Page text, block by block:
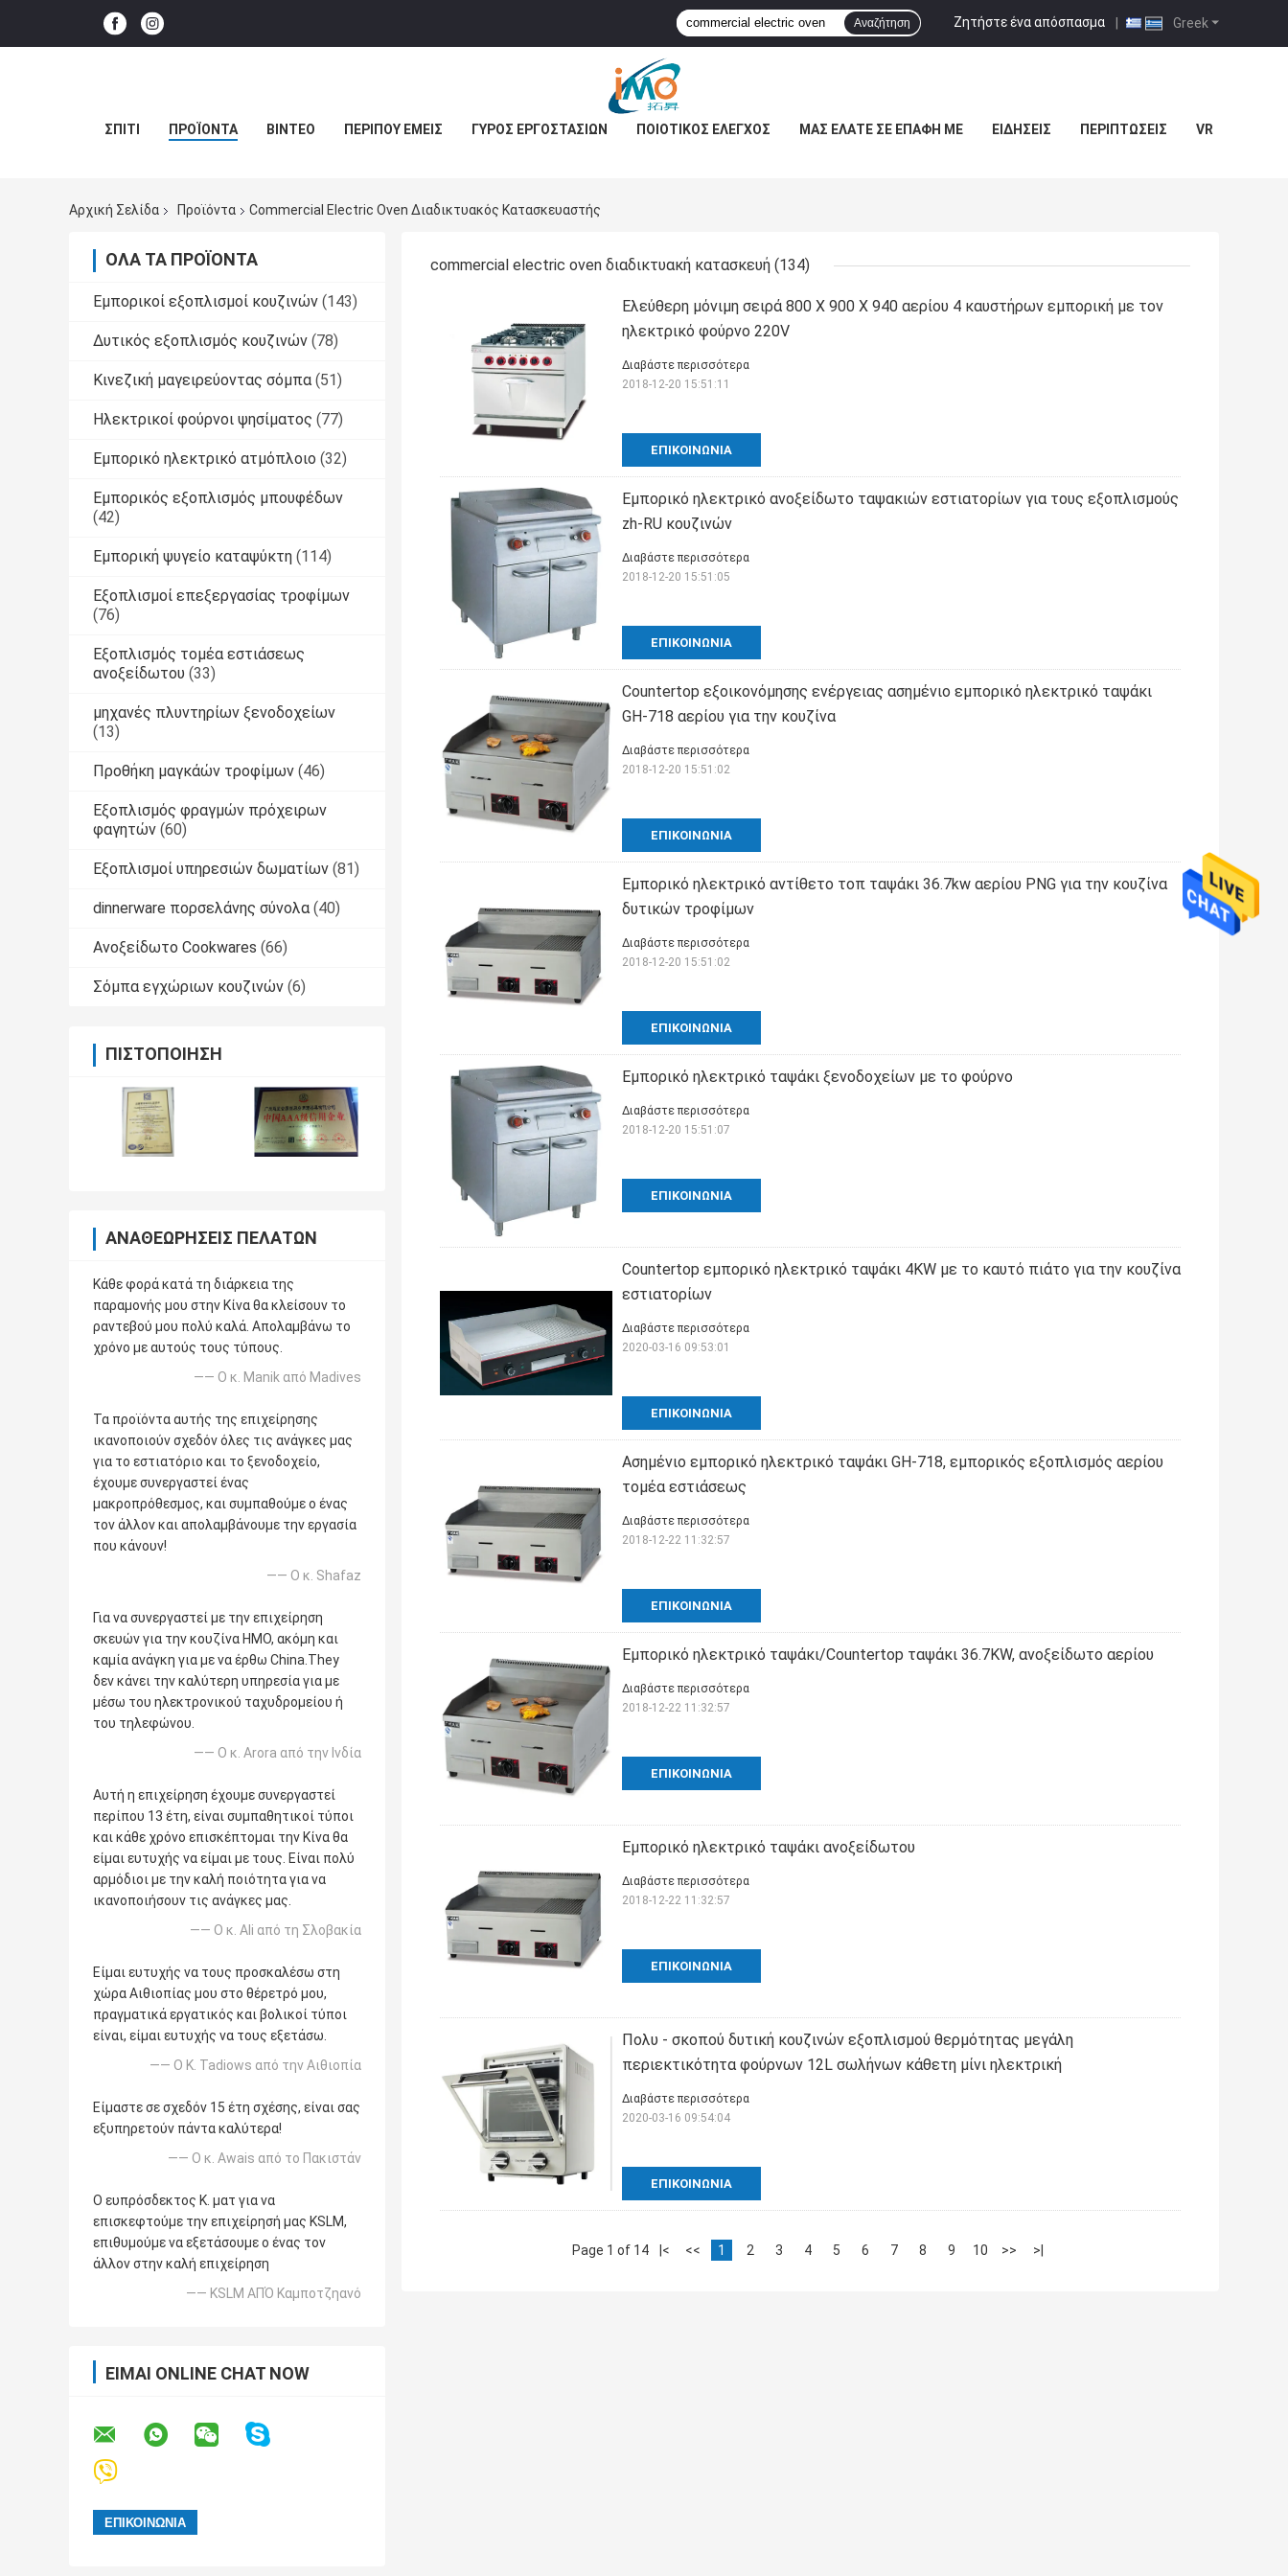
Greek
Ζητήστε ένα απόσπασμα |
Αναζήτηση
ΣΠΊΤΙ ΠΡΟΪΌΝΤΑ ΒΊΝΤΕΟ ΠΕΡΊΠΟΥ ΕΜΕΊΣ ΓΎΡΟΣ ΕΡΓΟΣΤΑΣΊΩΝ ΠΟΙΟΤΙΚΌΣ ΈΛΕΓΧΟΣ ΜΑΣ ΕΛΆΤΕ ΣΕ ΕΠΑΦΉ ΜΕ ΕΙΔΉΣΕΙΣ ΠΕΡΙΠΤΏΣΕΙΣ VR
Αρχική Σελίδα Προϊόντα Commercial Electric Oven Διαδικτυακός Κατασκευαστής
ΌΛΑ ΤΑ ΠΡΟΪΌΝΤΑ
Εμπορικοί εξοπλισμοί κουζινών (143)
Δυτικός εξοπλισμός κουζινών (78)
Κινεζική μαγειρεύοντας σόμπα (51)
Ηλεκτρικοί φούρνοι ψησίματος (77)
Εμπορικό ηλεκτρικό ατμόπλοιο (32)
Εμπορικός εξοπλισμός μπουφέδων
(42)
Εμπορική ψυγείο καταψύκτη (114)
Εξοπλισμοί επεξεργασίας τροφίμων
(76)
Εξοπλισμός τομέα εστιάσεως
ανοξείδωτου (33)
μηχανές πλυντηρίων ξενοδοχείων
(13)
Προθήκη μαγκάών τροφίμων (46)
Εξοπλισμός φραγμών πρόχειρων
φαγητών (60)
Εξοπλισμοί υπηρεσιών δωματίων (81)
dinnerware πορσελάνης σύνολα (40)
Ανοξείδωτο Cookwares (66)
Σόμπα εγχώριων κουζινών (6)
ΠΙΣΤΟΠΟΊΗΣΗ
ΑΝΑΘΕΩΡΉΣΕΙΣ ΠΕΛΑΤΏΝ
Κάθε φορά κατά τη διάρκεια της
παραμονής μου στην Κίνα θα κλείσουν το
ραντεβού μου πολύ καλά. Απολαμβάνω το
χρόνο με αυτούς τους τύπους.
—— Ο κ. Manik από Madives
Τα προϊόντα αυτής της επιχείρησης
ικανοποιούν σχεδόν όλες τις ανάγκες μας
για το εστιατόριο και το ξενοδοχείο,
έχουμε συνεργαστεί ένας
μακροπρόθεσμος, και συμπαθούμε ο ένας
τον άλλον και απολαμβάνουμε την εργασία
που κάνουν!
—— Ο κ. Shafaz
Για να συνεργαστεί με την επιχείρηση
σκευών για την κουζίνα ΗΜΟ, ακόμη και
καμία ανάγκη για με να έρθω China.They
δεν κάνει την καλύτερη υπηρεσία για με
μέσω του ηλεκτρονικού ταχυδρομείου ή
του τηλεφώνου.
—— Ο κ. Arora από την Ινδία
Αυτή η επιχείρηση έχουμε συνεργαστεί
περίπου 13 έτη, είναι συμπαθητικοί τύποι
και κάθε χρόνο επισκέπτομαι την Κίνα θα
είμαι ευτυχής να είμαι με τους. Είναι πολύ
αρμόδιοι με την καλή ποιότητα για να
ικανοποιήσουν τις ανάγκες μας.
—— Ο κ. Ali από τη Σλοβακία
Είμαι ευτυχής να τους προσκαλέσω στη
χώρα Αιθιοπίας μου στο θέρετρό μου,
πραγματικά εργατικός και βολικοί τύποι
είναι, είμαι ευτυχής να τους εξετάσω.
—— Ο Κ. Tadiows από την Αιθιοπία
Είμαστε σε σχεδόν 15 έτη σχέσης, είναι σας
εξυπηρετούν πάντα καλύτερα!
—— Ο κ. Awais από το Πακιστάν
Ο ευπρόσδεκτος Κ. ματ για να
επισκεφτούμε την επιχείρησή μας KSLM,
επιθυμούμε να εξετάσουμε ο ένας τον
άλλον στην καλή επιχείρηση
—— KSLM ΑΠΌ Καμποτζηανό
ΕΊΜΑΙ ONLINE CHAT NOW
commercial electric oven διαδικτυακή κατασκευή (134)
Ελεύθερη μόνιμη σειρά 800 X 900 X 940 αερίου 4 καυστήρων εμπορική με τον
ηλεκτρικό φούρνο 220V
ΕΠΙΚΟΙΝΩΝΊΑ
Διαβάστε περισσότερα
2018-12-20 15:51:11
Εμπορικό ηλεκτρικό ανοξείδωτο ταψακιών εστιατορίων για τους εξοπλισμούς
zh-RU κουζινών
ΕΠΙΚΟΙΝΩΝΊΑ
Διαβάστε περισσότερα
2018-12-20 15:51:05
Countertop εξοικονόμησης ενέργειας ασημένιο εμπορικό ηλεκτρικό ταψάκι
GH-718 αερίου για την κουζίνα
ΕΠΙΚΟΙΝΩΝΊΑ
Διαβάστε περισσότερα
2018-12-20 15:51:02
Εμπορικό ηλεκτρικό αντίθετο τοπ ταψάκι 36.7kw αερίου PNG για την κουζίνα
δυτικών τροφίμων
ΕΠΙΚΟΙΝΩΝΊΑ
Διαβάστε περισσότερα
2018-12-20 15:51:02
Εμπορικό ηλεκτρικό ταψάκι ξενοδοχείων με το φούρνο
ΕΠΙΚΟΙΝΩΝΊΑ
Διαβάστε περισσότερα
2018-12-20 15:51:07
Countertop εμπορικό ηλεκτρικό ταψάκι 4KW με το καυτό πιάτο για την κουζίνα
εστιατορίων
ΕΠΙΚΟΙΝΩΝΊΑ
Διαβάστε περισσότερα
2020-03-16 09:53:01
Ασημένιο εμπορικό ηλεκτρικό ταψάκι GH-718, εμπορικός εξοπλισμός αερίου
τομέα εστιάσεως
ΕΠΙΚΟΙΝΩΝΊΑ
Διαβάστε περισσότερα
2018-12-22 11:32:57
Εμπορικό ηλεκτρικό ταψάκι/Countertop ταψάκι 36.7KW, ανοξείδωτο αερίου
ΕΠΙΚΟΙΝΩΝΊΑ
Διαβάστε περισσότερα
2018-12-22 11:32:57
Εμπορικό ηλεκτρικό ταψάκι ανοξείδωτου
ΕΠΙΚΟΙΝΩΝΊΑ
Διαβάστε περισσότερα
2018-12-22 11:32:57
Πολυ - σκοπού δυτική κουζινών εξοπλισμού θερμότητας μεγάλη
περιεκτικότητα φούρνων 12L σωλήνων κάθετη μίνι ηλεκτρική
ΕΠΙΚΟΙΝΩΝΊΑ
Διαβάστε περισσότερα
2020-03-16 09:54:04
Page 1 of 14 |< << 1 2 3 4 5 6 7 8 9 10 >> >|